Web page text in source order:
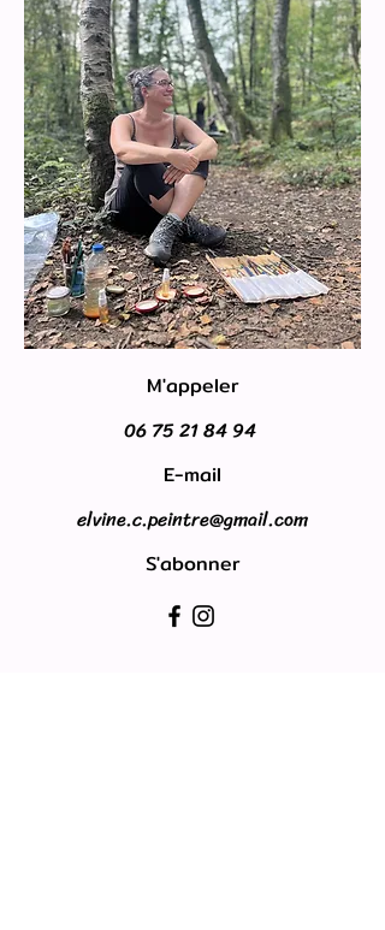
M'appeler
06 75 21 84 94
E-mail
elvine.c.peintre@gmail.com
S'abonner